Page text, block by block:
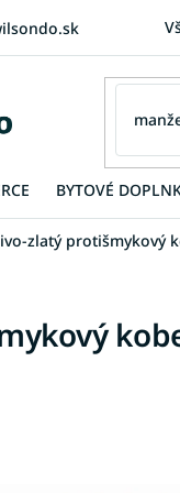
BYTOVÉ
zlatý protišmykový